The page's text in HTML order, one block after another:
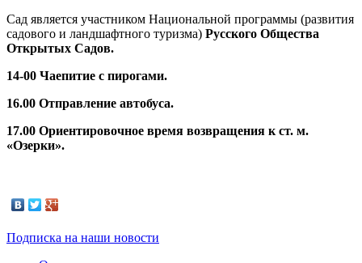
Сад является участником Национальной программы (развития
садового и ландшафтного туризма) Русского Общества
Открытых Садов.
14-00 Чаепитие с пирогами.
16.00 Отправление автобуса.
17.00 Ориентировочное время возвращения к ст. м.
«Озерки».
Подписка на наши новости